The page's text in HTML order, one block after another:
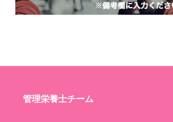
管理栄養士チーム